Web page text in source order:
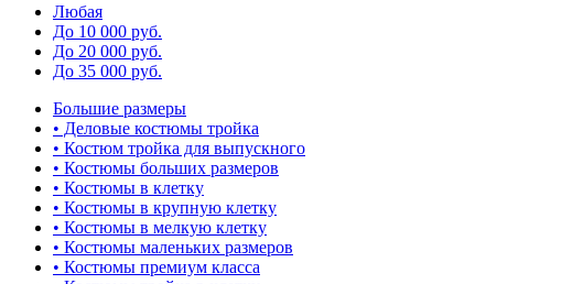
Любая
До 10 000 руб.
До 20 000 руб.
До 35 000 руб.
Большие размеры
• Деловые костюмы тройка
• Костюм тройка для выпускного
• Костюмы больших размеров
• Костюмы в клетку
• Костюмы в крупную клетку
• Костюмы в мелкую клетку
• Костюмы маленьких размеров
• Костюмы премиум класса